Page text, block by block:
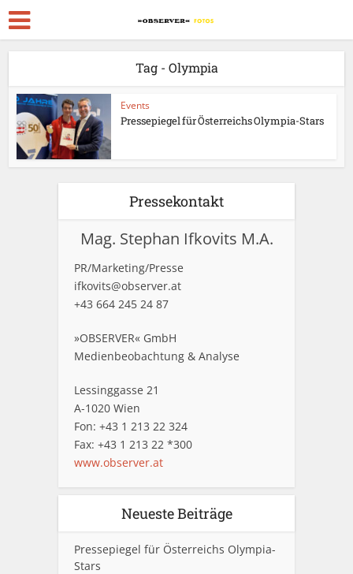
Tag - Olympia
Events
Pressepiegel für Österreichs Olympia-Stars
Pressekontakt
Mag. Stephan Ifkovits M.A.
PR/Marketing/Presse
ifkovits@observer.at
+43 664 245 24 87
»OBSERVER« GmbH
Medienbeobachtung & Analyse
Lessinggasse 21
A-1020 Wien
Fon: +43 1 213 22 324
Fax: +43 1 213 22 *300
www.observer.at
Neueste Beiträge
Pressepiegel für Österreichs Olympia-
Stars